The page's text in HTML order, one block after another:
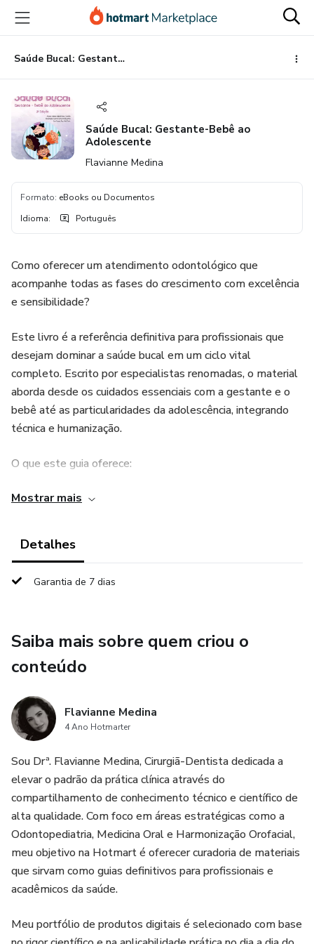
para
conteúdo
principal
para
pagamento
para
rodapé
Saúde Bucal: Gestante-Bebê ao Adolescente
Saúde Bucal: Gestante-Bebê ao
Adolescente
Flavianne Medina
Formato: eBooks ou Documentos
Idioma: Português
Como oferecer um atendimento odontológico que
acompanhe todas as fases do crescimento com excelência
e sensibilidade?
Este livro é a referência definitiva para profissionais que
desejam dominar a saúde bucal em um ciclo vital
completo. Escrito por especialistas renomadas, o material
aborda desde os cuidados essenciais com a gestante e o
bebê até as particularidades da adolescência, integrando
técnica e humanização.
O que este guia oferece:
Acompanhamento Gestacional: Orientações sobre o pré-
o manejo de bebês e crianças, focando na prevenção e no
Transição para a Adolescência: Entenda as mudanças
biológicas e comportamentais que impactam a saúde bucal
Prevenção e Educação: Protocolos práticos para educar
famílias e promover hábitos saudáveis desde os primeiros
Ideal para odontopediatras, clínicos gerais e estudantes
que buscam um diferencial no atendimento familiar e
desejam construir uma base sólida de saúde bucal para
seus pacientes desde o início.
Mostrar mais
Detalhes
Garantia de 7 dias
Saiba mais sobre quem criou o
conteúdo
Flavianne Medina
4 Ano Hotmarter
Sou Drª. Flavianne Medina, Cirurgiã-Dentista dedicada a
elevar o padrão da prática clínica através do
compartilhamento de conhecimento técnico e científico de
alta qualidade. Com foco em áreas estratégicas como a
Odontopediatria, Medicina Oral e Harmonização Orofacial,
meu objetivo na Hotmart é oferecer curadoria de materiais
que sirvam como guias definitivos para profissionais e
acadêmicos da saúde.
Meu portfólio de produtos digitais é selecionado com base